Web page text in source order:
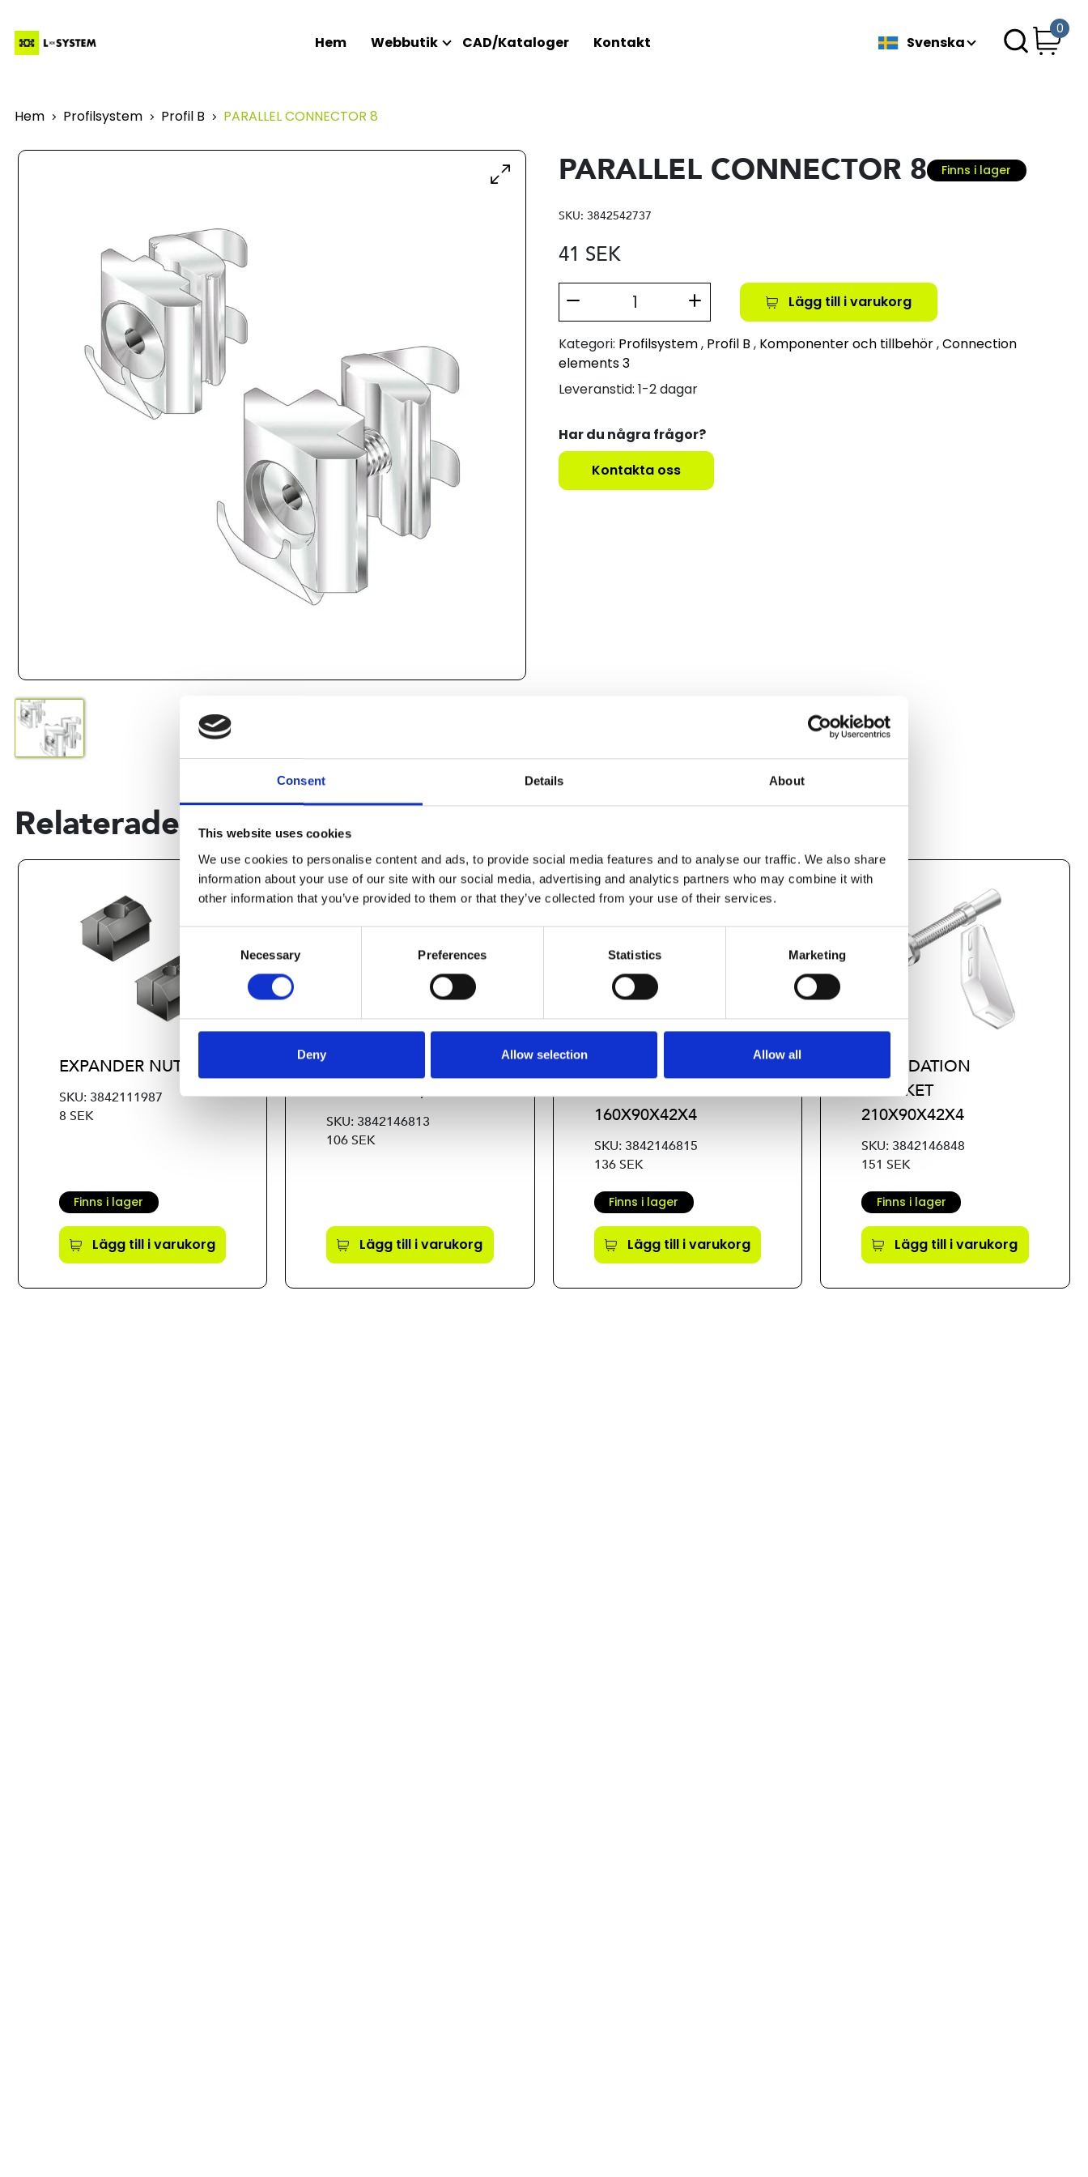
Consent Details About
This website uses cookies
We use cookies to personalise content and ads, to provide social media features and to analyse our traffic. We also share
information about your use of our site with our social media, advertising and analytics partners who may combine it with
other information that you’ve provided to them or that they’ve collected from your use of their services.
Selection
Necessary Preferences Statistics Marketing
Deny Allow selection Allow all
Hem Webbutik CAD/Kataloger Kontakt Svenska
0
Hem Profilsystem Profil B PARALLEL CONNECTOR 8
PARALLEL CONNECTOR 8 Finns i lager
SKU: 3842542737
41 SEK
Lägg till i varukorg
Kategori: Profilsystem, Profil B , Komponenter och tillbehör,Connection
elements 3
Leveranstid: 1-2 dagar
Har du några frågor?
Kontakta oss
Relaterade produkter
EXPANDER NUT M4
SKU: 3842111987
8 SEK
Finns i lager
Lägg till i varukorg
60X60X42X2,5
SKU: 3842146813
106 SEK
Lägg till i varukorg
BRACKET
160X90X42X4
SKU: 3842146815
136 SEK
Finns i lager
Lägg till i varukorg
FOUNDATION
BRACKET
210X90X42X4
SKU: 3842146848
151 SEK
Finns i lager
Lägg till i varukorg